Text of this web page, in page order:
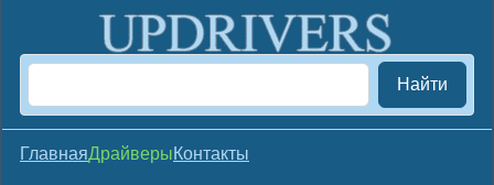
Найти
ГлавнаяДрайверыКонтакты